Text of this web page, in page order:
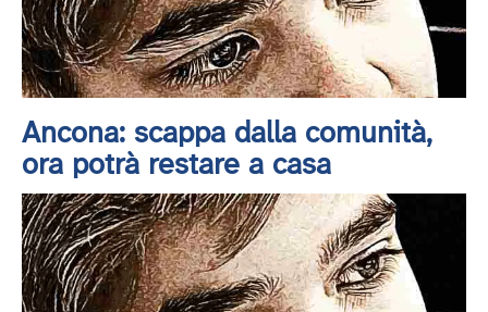
Ancona: scappa dalla comunità,
ora potrà restare a casa